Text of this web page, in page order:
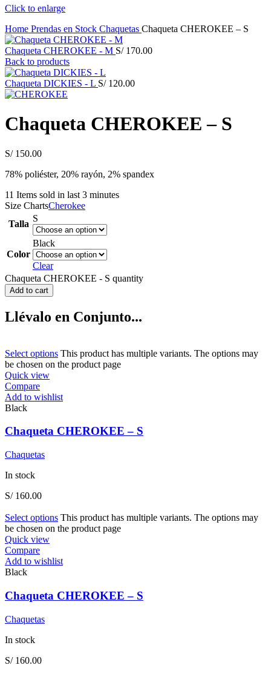
Click to enlarge
Home Prendas en Stock Chaquetas Chaqueta CHEROKEE – S
Chaqueta CHEROKEE - M S/170.00
Back to products
Chaqueta DICKIES - L S/120.00
Chaqueta CHEROKEE – S
S/150.00
78% poliéster, 20% rayón, 2% spandex
11 Items sold in last 3 minutes
Size ChartsCherokee
Talla
S
Color
Black
Clear
Chaqueta CHEROKEE - S quantity
Add to cart
Llévalo en Conjunto...
Select options This product has multiple variants. The options may
be chosen on the product page
Quick view
Compare
Add to wishlist
Black
Chaqueta CHEROKEE – S
Chaquetas
In stock
S/160.00
Select options This product has multiple variants. The options may
be chosen on the product page
Quick view
Compare
Add to wishlist
Black
Chaqueta CHEROKEE – S
Chaquetas
In stock
S/160.00